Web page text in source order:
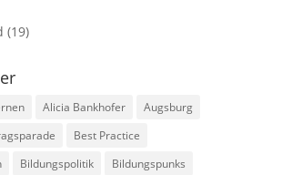
(19)
Alicia Bankhofer
Augsburg
Best Practice
Bildungspolitik Bildungspunks